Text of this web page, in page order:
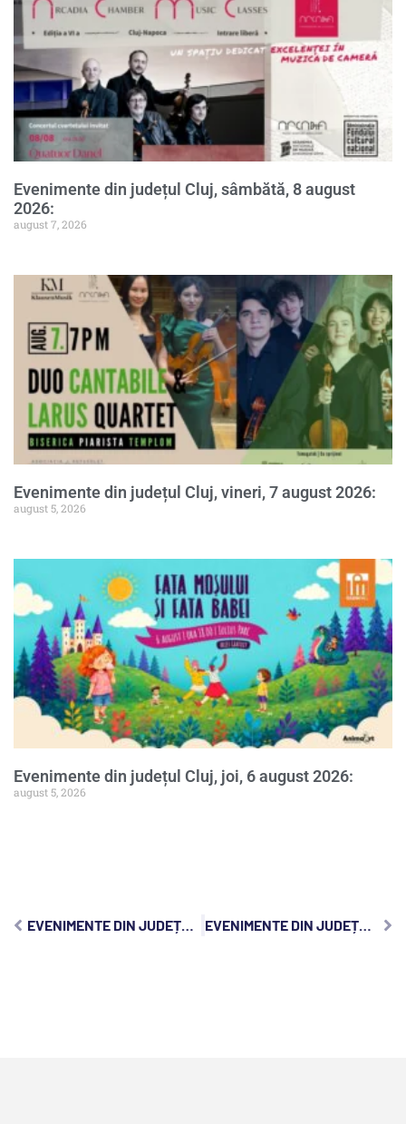
Evenimente din județul Cluj, sâmbătă, 8 august
2026:
august 7, 2026
Evenimente din județul Cluj, vineri, 7 august 2026:
august 5, 2026
Evenimente din județul Cluj, joi, 6 august 2026:
august 5, 2026
EVENIMENTE DIN JUDEȚUL CLUJ, LUNI, 24 FEBRUARIE 2025: EVENIMENTE DIN JUDEȚUL CLUJ, MIERCURI, 26 FEBRUARIE 2025: